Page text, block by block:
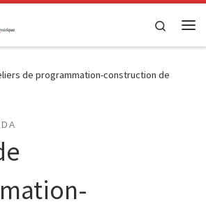
Search
de programmation-construction de